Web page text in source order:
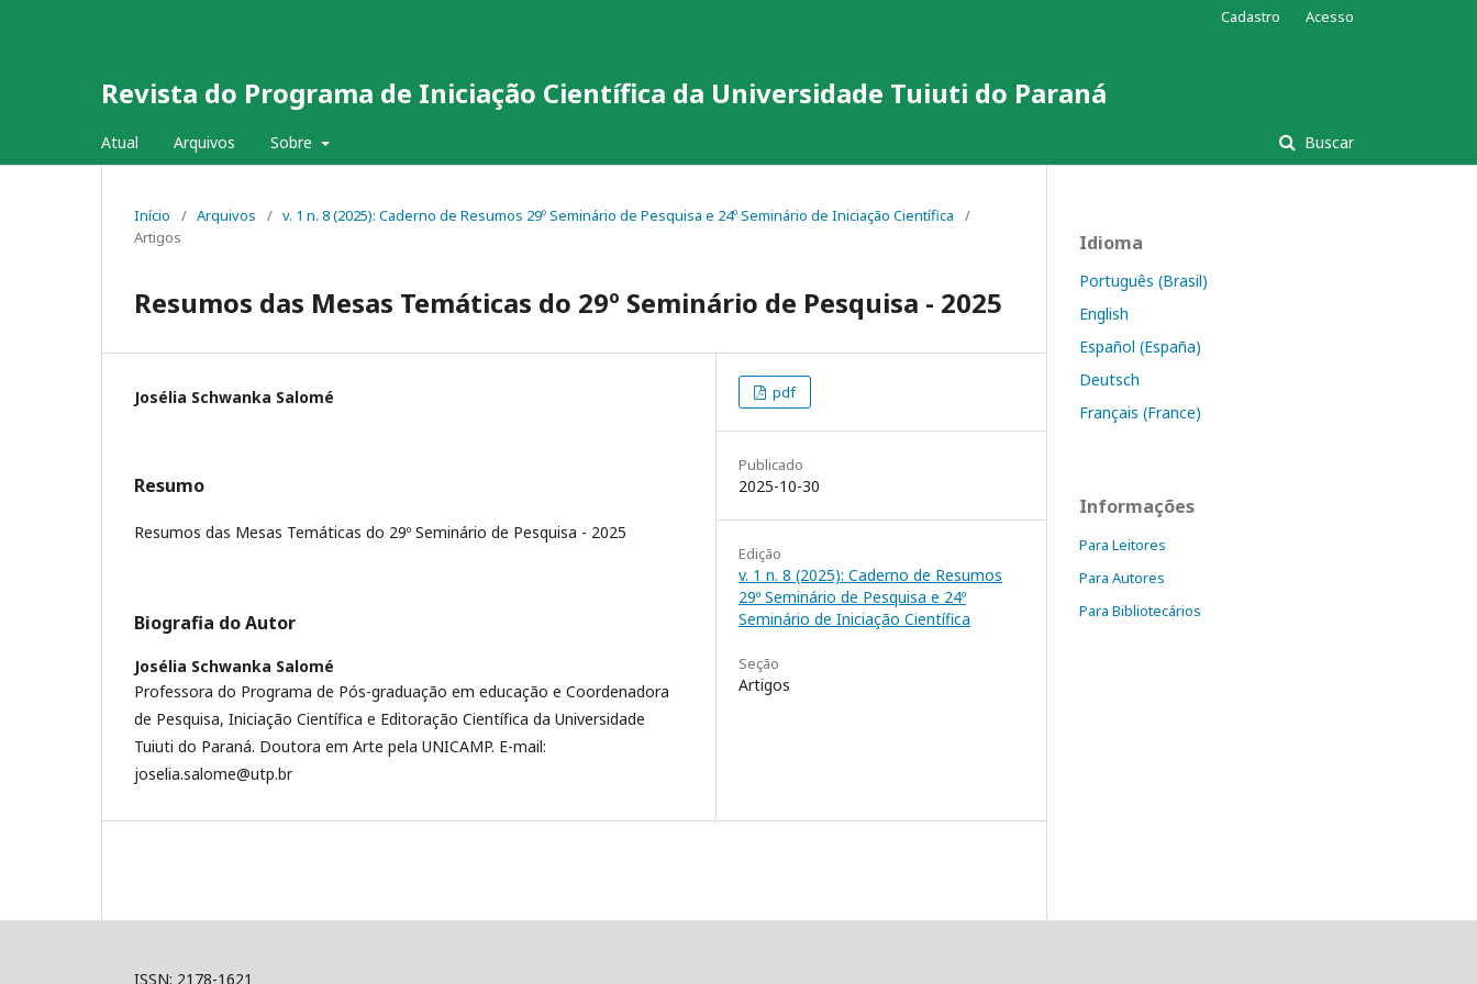
Revista do Programa de Iniciação Científica da Universidade Tuiuti do Paraná
Atual Arquivos Sobre Buscar
Cadastro Acesso
Início / Arquivos / v. 1 n. 8 (2025): Caderno de Resumos 29º Seminário de Pesquisa e 24º Seminário de Iniciação Científica
/
Artigos
Resumos das Mesas Temáticas do 29º Seminário de Pesquisa - 2025
Josélia Schwanka Salomé
Resumo
Resumos das Mesas Temáticas do 29º Seminário de Pesquisa - 2025
Biografia do Autor
Josélia Schwanka Salomé
Professora do Programa de Pós-graduação em educação e Coordenadora
de Pesquisa, Iniciação Científica e Editoração Científica da Universidade
Tuiuti do Paraná. Doutora em Arte pela UNICAMP. E-mail:
joselia.salome@utp.br
pdf
Publicado
2025-10-30
Edição
v. 1 n. 8 (2025): Caderno de Resumos
29º Seminário de Pesquisa e 24º
Seminário de Iniciação Científica
Seção
Artigos
Idioma
Português (Brasil)
English
Español (España)
Deutsch
Français (France)
Informações
Para Leitores
Para Autores
Para Bibliotecários
ISSN: 2178-1621